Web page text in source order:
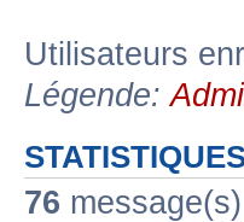
Utilisateurs
Légende:
76 message(s)